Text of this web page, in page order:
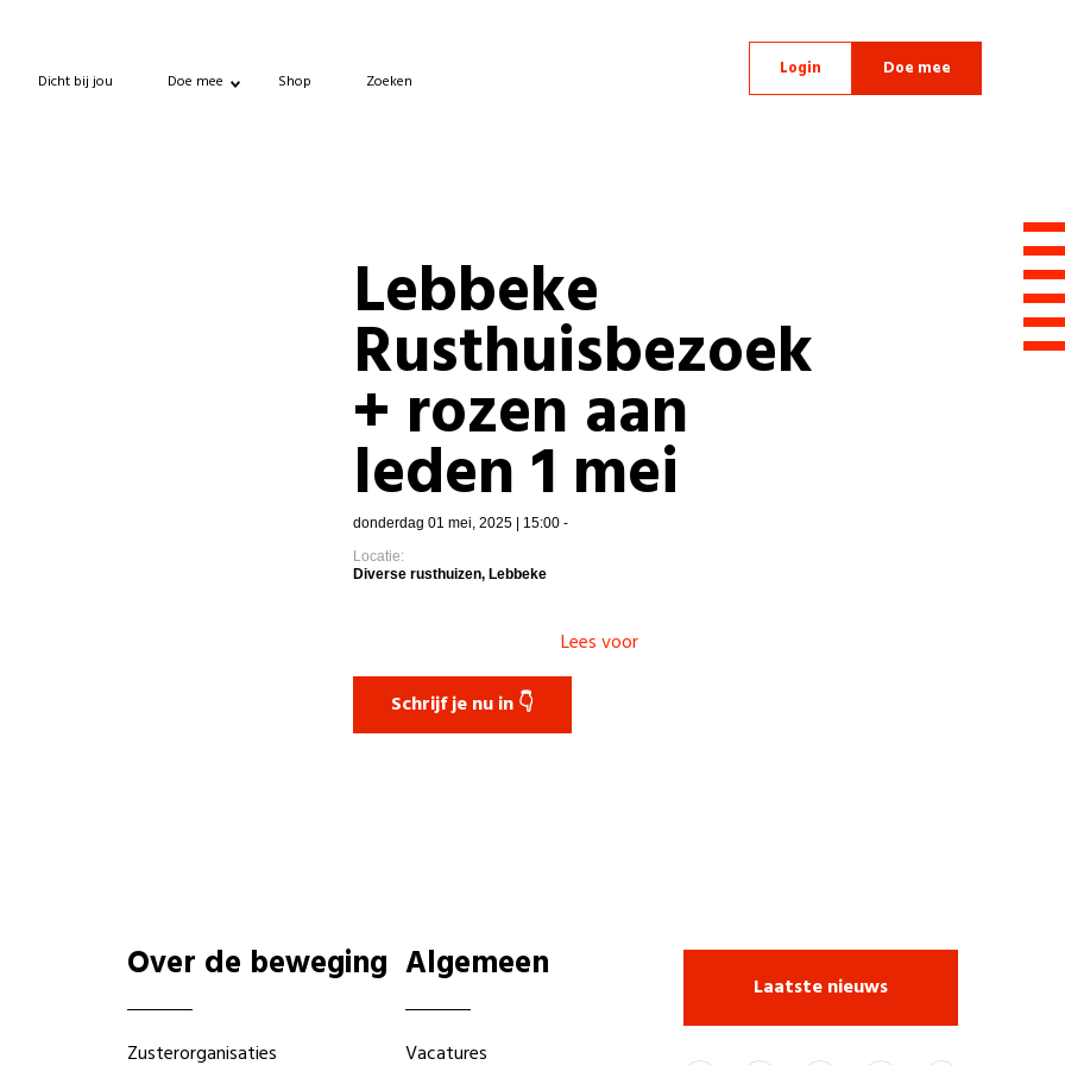
Dicht bij jou Doe mee Shop Zoeken
Login Doe mee
Lebbeke
Rusthuisbezoek
+ rozen aan
leden 1 mei
donderdag 01 mei, 2025 | 15:00 -
Locatie:
Diverse rusthuizen, Lebbeke
Lees voor
Schrijf je nu in 👇
Over de beweging
Zusterorganisaties
Algemeen
Vacatures
Laatste nieuws